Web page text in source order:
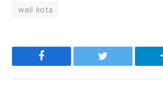
wali kota
Facebook Twitter